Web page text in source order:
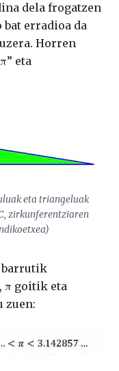
dela frogatzen
erradioa da
Horren
eta
eta triangeluak
zirkunferentziaren
barrutik
π goitik eta
zuen: